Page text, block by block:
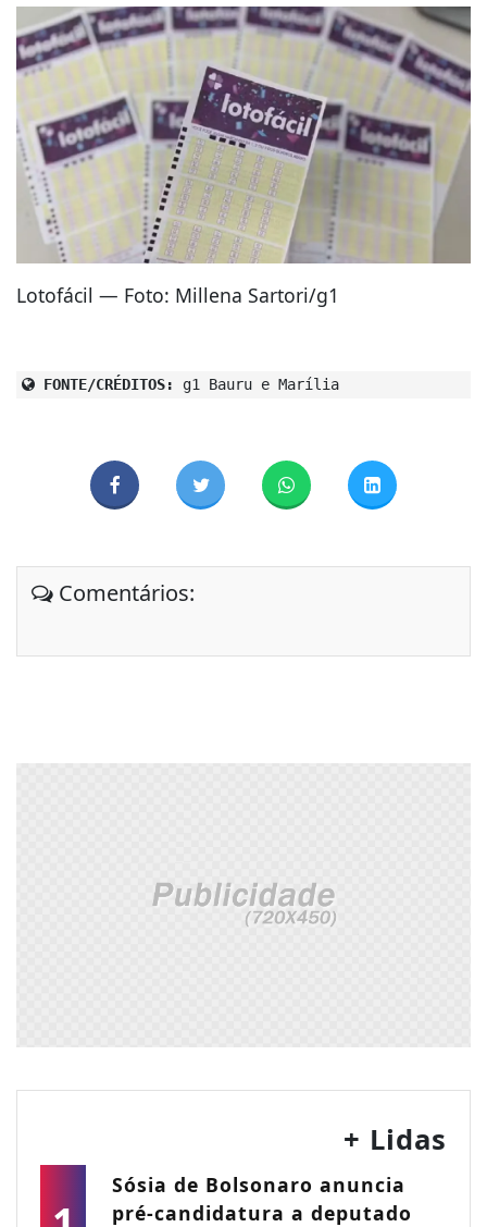
Lotofácil — Foto: Millena Sartori/g1
FONTE/CRÉDITOS: g1 Bauru e Marília
Comentários:
+ Lidas
Sósia de Bolsonaro anuncia
pré-candidatura a deputado